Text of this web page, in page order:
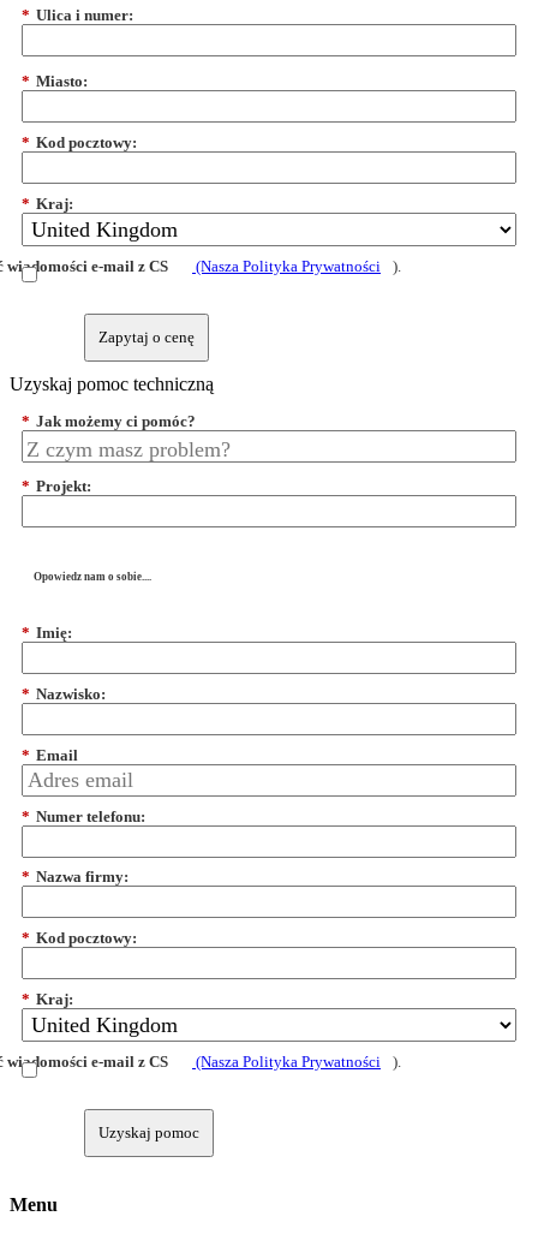
* Ulica i numer:
* Miasto:
* Kod pocztowy:
* Kraj:
e-mail z CS (Nasza Polityka Prywatności ).
Zapytaj o cenę
Uzyskaj pomoc techniczną
* Jak możemy ci pomóc?
* Projekt:
Opowiedz nam o sobie....
* Imię:
* Nazwisko:
* Email
* Numer telefonu:
* Nazwa firmy:
* Kod pocztowy:
* Kraj:
e-mail z CS (Nasza Polityka Prywatności ).
Uzyskaj pomoc
Menu